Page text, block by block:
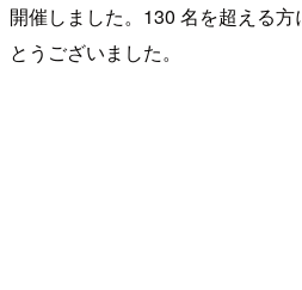
開催しました。130 名を超える
とうございました。